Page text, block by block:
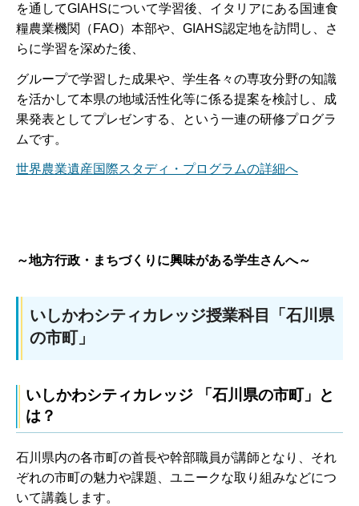
を通してGIAHSについて学習後、イタリアにある国連食
糧農業機関（FAO）本部や、GIAHS認定地を訪問し、さ
らに学習を深めた後、
グループで学習した成果や、学生各々の専攻分野の知識
を活かして本県の地域活性化等に係る提案を検討し、成
果発表としてプレゼンする、という一連の研修プログラ
ムです。
世界農業遺産国際スタディ・プログラムの詳細へ
～地方行政・まちづくりに興味がある学生さんへ～
いしかわシティカレッジ授業科目「石川県
の市町」
いしかわシティカレッジ 「石川県の市町」と
は？
石川県内の各市町の首長や幹部職員が講師となり、それ
ぞれの市町の魅力や課題、ユニークな取り組みなどにつ
いて講義します。